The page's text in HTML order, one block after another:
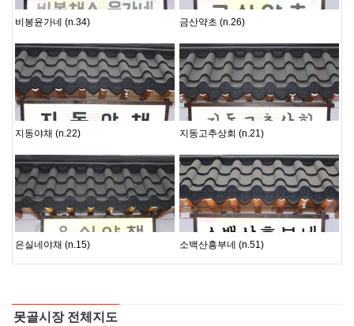
못골지기
비봉윤가네 (n.34) 못골지기
금산약초 (n.26)
못골지기
지동야채 (n.22) 못골지기
지동고추상회 (n.21)
못골지기
은실네야채 (n.15) 못골지기
소백산흥부네 (n.51)
못골시장 전체지도